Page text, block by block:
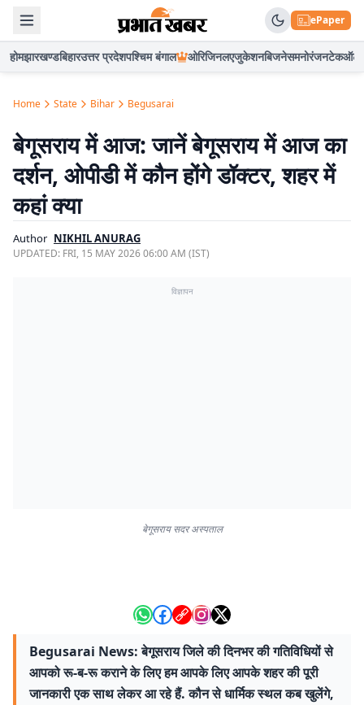
ePaper
होमझारखण्डबिहारउत्तर प्रदेशपश्चिम बंगाल ओरिजिनलएजुकेशनबिजनेसमनोरंजनटेकऑटो
Home State Bihar Begusarai
बेगूसराय में आज: जानें बेगूसराय में आज का
दर्शन, ओपीडी में कौन होंगे डॉक्टर, शहर में
कहां क्या
Author NIKHIL ANURAG
UPDATED: FRI, 15 MAY 2026 06:00 AM (IST)
विज्ञापन
बेगूसराय सदर अस्पताल
Begusarai News: बेगूसराय जिले की दिनभर की गतिविधियों से
आपको रू-ब-रू कराने के लिए हम आपके लिए आपके शहर की पूरी
जानकारी एक साथ लेकर आ रहे हैं. कौन से धार्मिक स्थल कब खुलेंगे,